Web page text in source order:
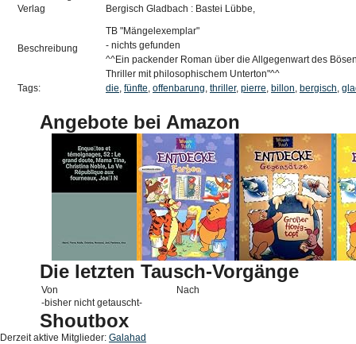
Verlag
Bergisch Gladbach : Bastei Lübbe,
Beschreibung
TB "Mängelexemplar"
- nichts gefunden
^^Ein packender Roman über die Allgegenwart des
Thriller mit philosophischem Unterton"^^
Tags:
die, fünfte, offenbarung, thriller, pierre, billon, bergisch,
Angebote bei Amazon
Die letzten Tausch-Vorgänge
Von
Nach
-bisher nicht getauscht-
Shoutbox
Derzeit aktive Mitglieder: Galahad